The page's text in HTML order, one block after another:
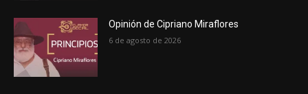
Opinión de Cipriano Miraflores
6 de agosto de 2026